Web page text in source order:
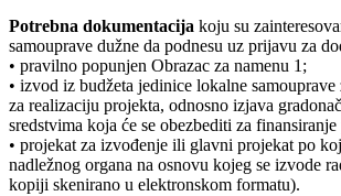
Potrebna dokumentacija koju su
samouprave dužne da podnesu uz prijavu za
• pravilno popunjen Obrazac za namenu 1;
• izvod iz budžeta jedinice lokalne samouprave
za realizaciju projekta, odnosno izjava
sredstvima koja će se obezbediti za
• projekat za izvođenje ili glavni projekat po
nadležnog organa na osnovu kojeg se izvode
kopiji skenirano u elektronskom formatu).